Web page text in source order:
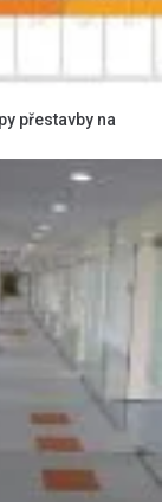
přestavby na